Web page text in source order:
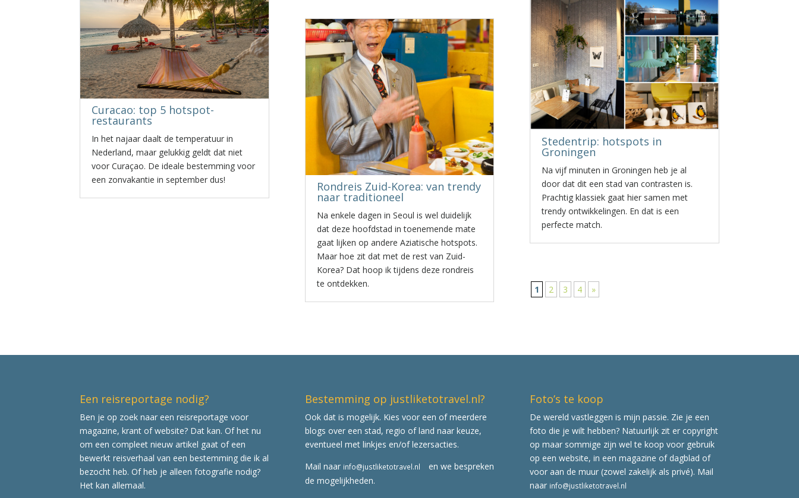
Curacao: top 5 hotspot-
restaurants
In het najaar daalt de temperatuur in
Nederland, maar gelukkig geldt dat niet
voor Curaçao. De ideale bestemming voor
een zonvakantie in september dus!
Rondreis Zuid-Korea: van trendy
naar traditioneel
Na enkele dagen in Seoul is wel duidelijk
dat deze hoofdstad in toenemende mate
gaat lijken op andere Aziatische hotspots.
Maar hoe zit dat met de rest van Zuid-
Korea? Dat hoop ik tijdens deze rondreis
te ontdekken.
Stedentrip: hotspots in
Groningen
Na vijf minuten in Groningen heb je al
door dat dit een stad van contrasten is.
Prachtig klassiek gaat hier samen met
trendy ontwikkelingen. En dat is een
perfecte match.
1 2 3 4 »
Een reisreportage nodig?
Ben je op zoek naar een reisreportage voor
magazine, krant of website? Dat kan. Of het nu
om een compleet nieuw artikel gaat of een
bewerkt reisverhaal van een bestemming die ik al
bezocht heb. Of heb je alleen fotografie nodig?
Het kan allemaal.
Bestemming op justliketotravel.nl?
Ook dat is mogelijk. Kies voor een of meerdere
blogs over een stad, regio of land naar keuze,
eventueel met linkjes en/of lezersacties.
Mail naar info@justliketotravel.nl
en we bespreken
de mogelijkheden.
Foto’s te koop
De wereld vastleggen is mijn passie. Zie je een
foto die je wilt hebben? Natuurlijk zit er copyright
op maar sommige zijn wel te koop voor gebruik
op een website, in een magazine of dagblad of
voor aan de muur (zowel zakelijk als privé). Mail
naar info@justliketotravel.nl